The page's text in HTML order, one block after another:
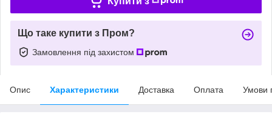
Що таке купити з Пром?
Замовлення під захистом
Опис Характеристики Доставка Оплата Умови